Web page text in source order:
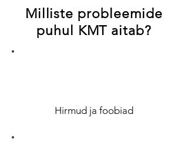
Milliste probleemide
puhul KMT aitab?
Hirmud ja foobiad